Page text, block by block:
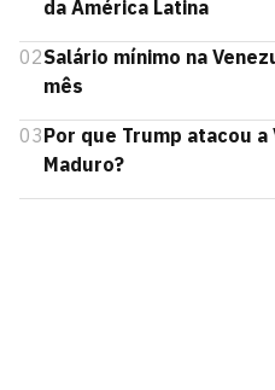
da América Latina
02Salário mínimo na
mês
03Por que Trump atacou
Maduro?